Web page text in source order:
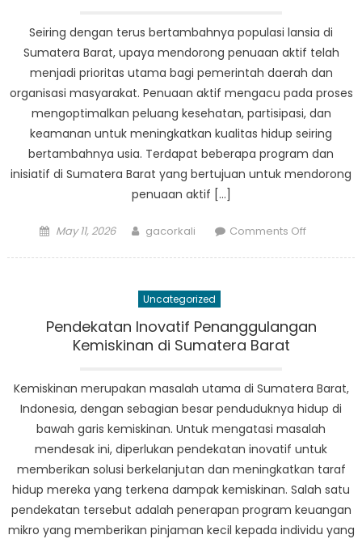
Greater
and
Support
Seiring dengan terus bertambahnya populasi lansia di
Sumatera Barat, upaya mendorong penuaan aktif telah
menjadi prioritas utama bagi pemerintah daerah dan
organisasi masyarakat. Penuaan aktif mengacu pada proses
mengoptimalkan peluang kesehatan, partisipasi, dan
keamanan untuk meningkatkan kualitas hidup seiring
bertambahnya usia. Terdapat beberapa program dan
inisiatif di Sumatera Barat yang bertujuan untuk mendorong
penuaan aktif […]
Posted
May 11, 2026 Author
gacorkali Comments Offon
Sumatera
Inisiatif
Uncategorized
Pendekatan Inovatif Penanggulangan
Kemiskinan di Sumatera Barat
Kemiskinan merupakan masalah utama di Sumatera Barat,
Indonesia, dengan sebagian besar penduduknya hidup di
bawah garis kemiskinan. Untuk mengatasi masalah
mendesak ini, diperlukan pendekatan inovatif untuk
memberikan solusi berkelanjutan dan meningkatkan taraf
hidup mereka yang terkena dampak kemiskinan. Salah satu
pendekatan tersebut adalah penerapan program keuangan
mikro yang memberikan pinjaman kecil kepada individu yang